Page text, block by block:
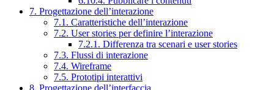
7. Progettazione dell’interazione
7.1. Caratteristiche dell’interazione
7.2. User stories per definire l’interazione
7.2.1. Differenza tra scenari e user stories
7.3. Flussi di interazione
7.4. Wireframe
7.5. Prototipi interattivi
8. Progettazione dell’interfaccia